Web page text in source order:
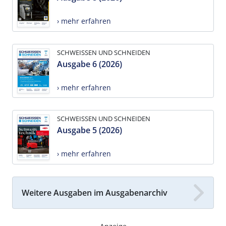
› mehr erfahren
SCHWEISSEN UND SCHNEIDEN
Ausgabe 6 (2026)
› mehr erfahren
SCHWEISSEN UND SCHNEIDEN
Ausgabe 5 (2026)
› mehr erfahren
Weitere Ausgaben im Ausgabenarchiv